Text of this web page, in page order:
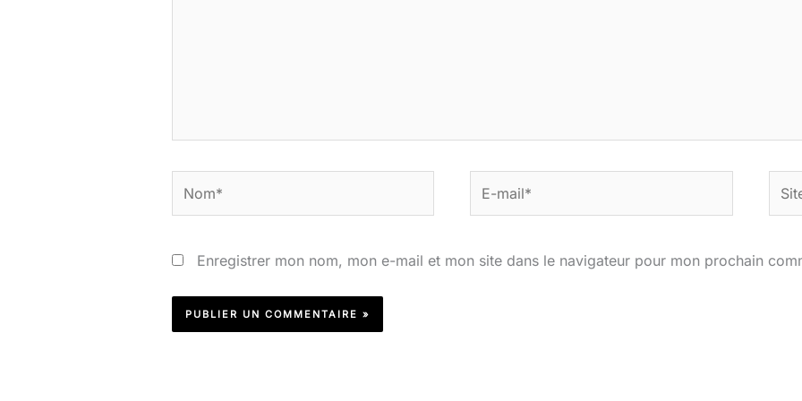
mail*
Enregistrer mon nom, mon e-mail et mon site dans le navigateur pour mon prochain